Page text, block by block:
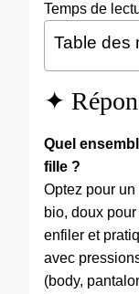
Temps de
Table des
✦
Quel
fille ?
Optez pour
bio, doux
enfiler et
avec
(body,